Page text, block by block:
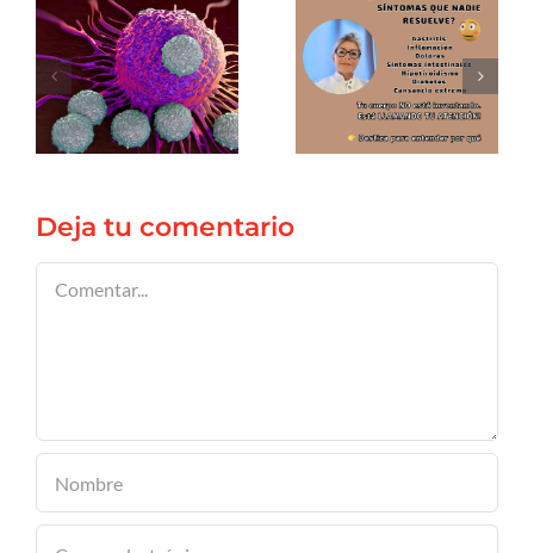
CÁNCER,
la
alimentación
es
Medicina
Deja tu comentario
Comentar